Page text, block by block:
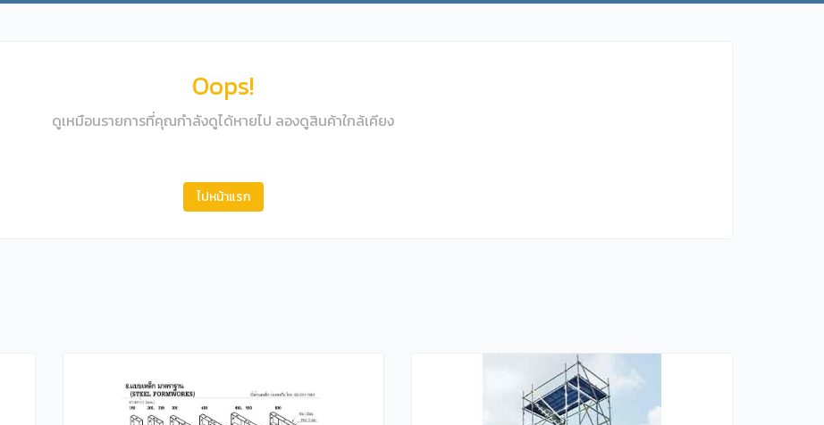
Oops!
ดูเหมือนรายการที่คุณกำลังดูได้หายไป ลองดูสินค้าใกล้เคียง
ไปหน้าแรก